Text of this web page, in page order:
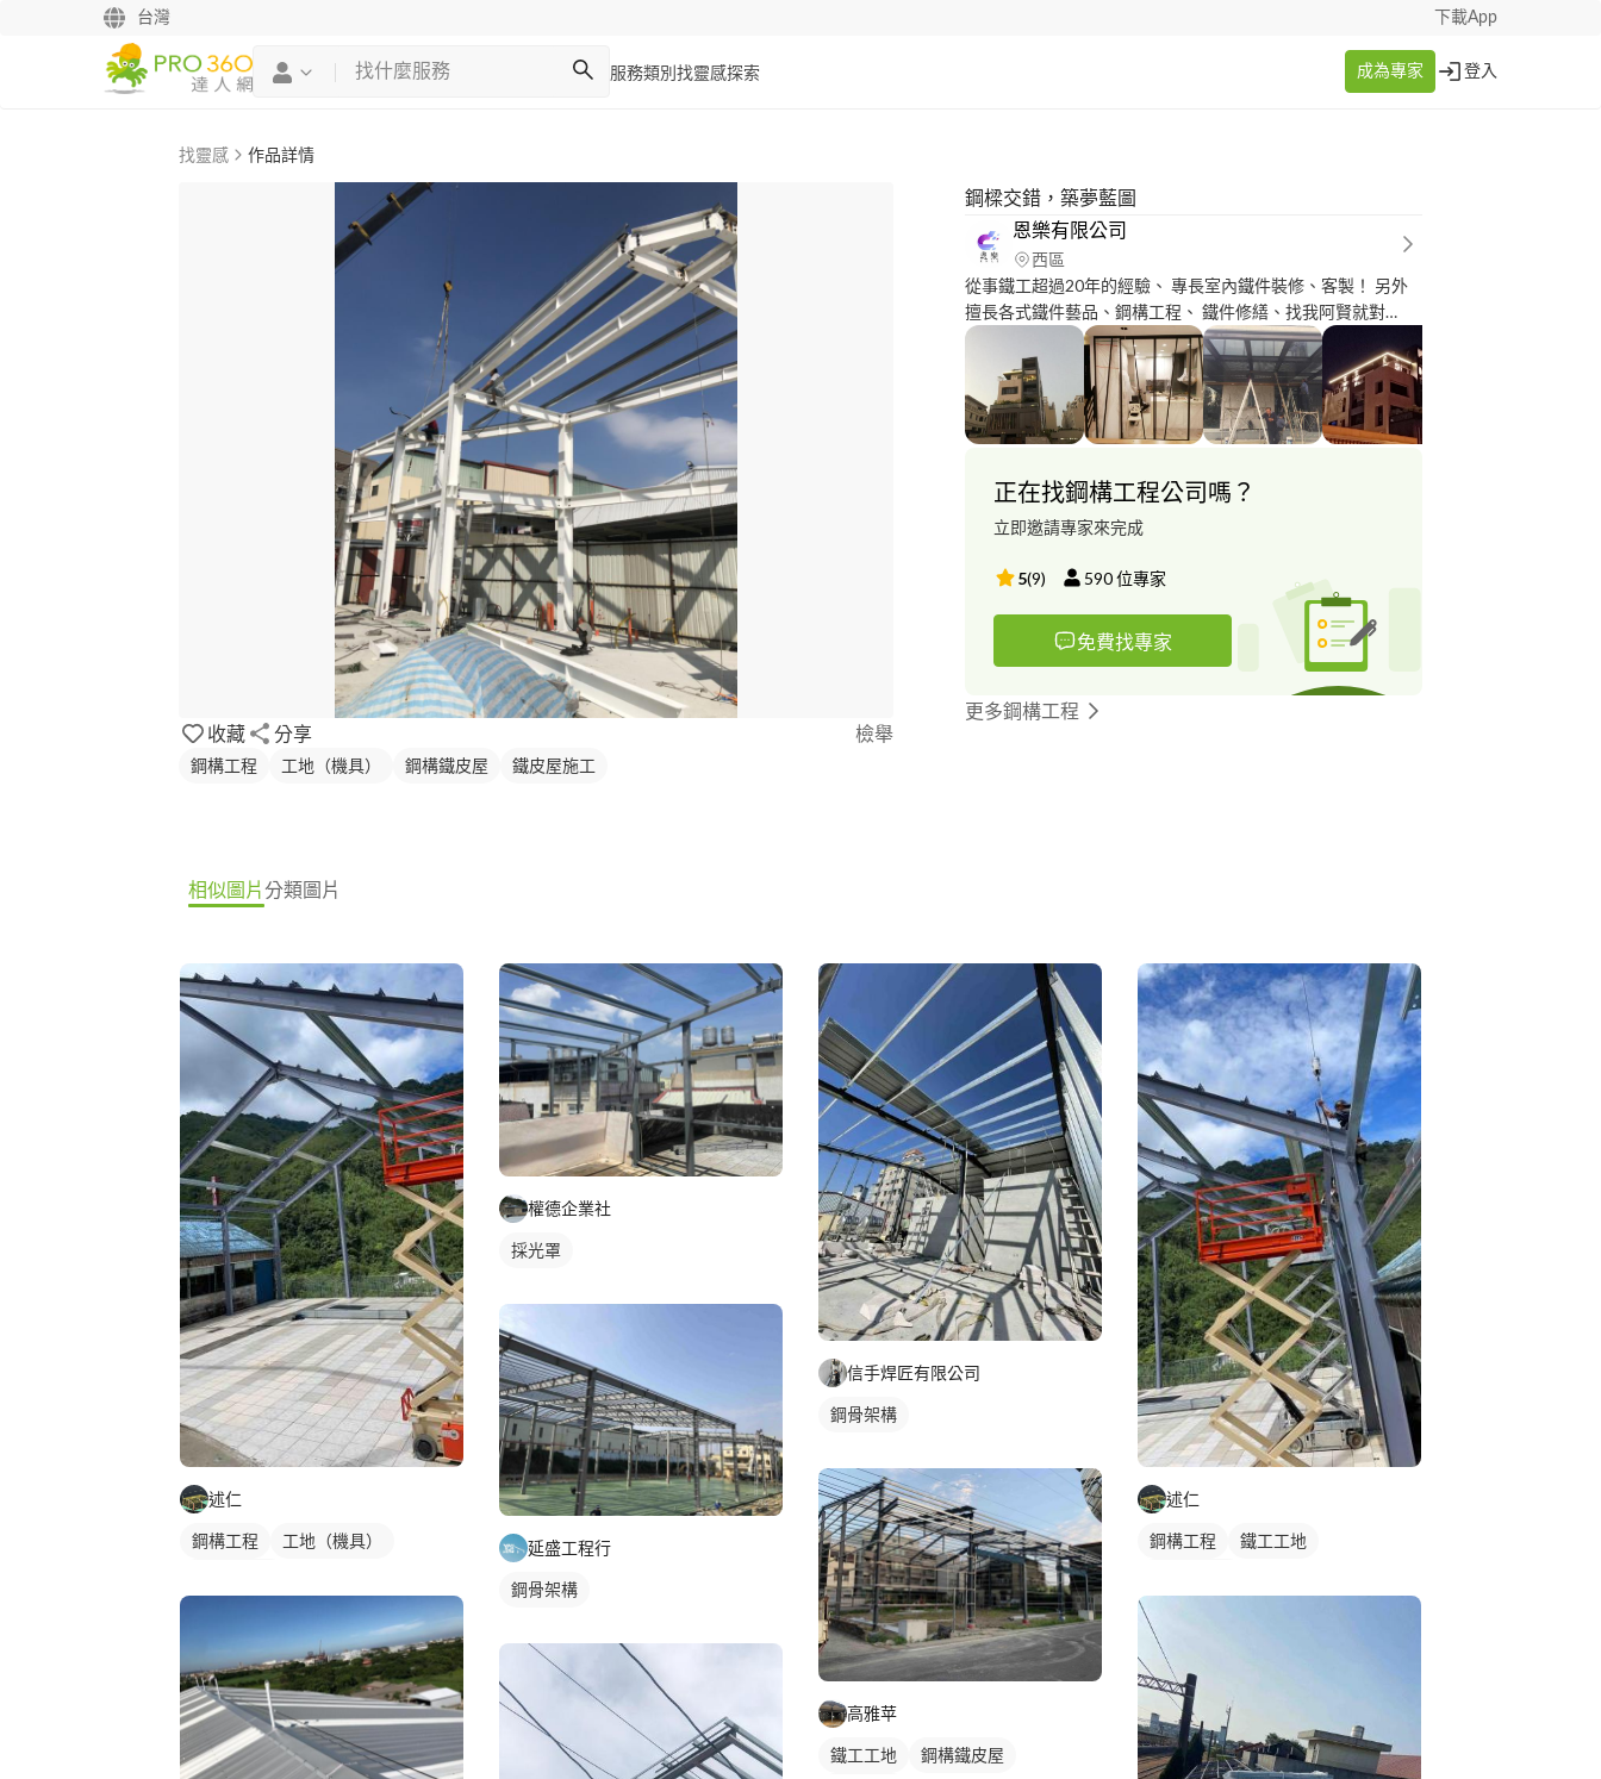
台灣 下載App
服務類別 找靈感探索 成為專家 登入
找靈感 作品詳情
收藏 分享 檢舉
鋼構工程 工地（機具） 鋼構鐵皮屋 鐵皮屋施工
鋼樑交錯，築夢藍圖
恩樂有限公司
西區
從事鐵工超過20年的經驗、 專長室內鐵件裝修、客製！ 另外
擅長各式鐵件藝品、鋼構工程、 鐵件修繕、找我阿賢就對
了！！！
正在找鋼構工程公司嗎？
立即邀請專家來完成
5(9) 590位專家
免費找專家
更多鋼構工程
相似圖片分類圖片
述仁
鋼構工程
工地（機具）
權德企業社
採光罩
延盛工程行
鋼骨架構
信手焊匠有限公司
鋼骨架構
高雅苹
鐵工工地
鋼構鐵皮屋
述仁
鋼構工程
鐵工工地